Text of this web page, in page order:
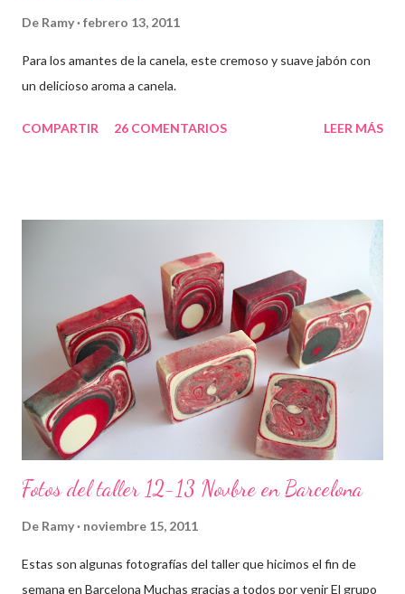
De Ramy febrero 13, 2011
Para los amantes de la canela, este cremoso y suave jabón con
un delicioso aroma a canela.
COMPARTIR 26 COMENTARIOS LEER MÁS
Fotos del taller 12-13 Novbre en Barcelona
De Ramy noviembre 15, 2011
Estas son algunas fotografías del taller que hicimos el fin de
semana en Barcelona Muchas gracias a todos por venir El grupo